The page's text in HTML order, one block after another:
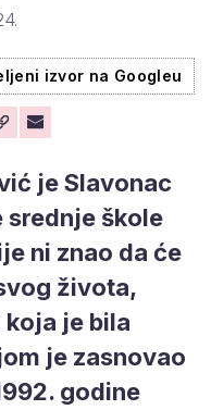
izvor na Googleu
je Slavonac
srednje škole
ni znao da će
života,
koja je bila
je zasnovao
godine